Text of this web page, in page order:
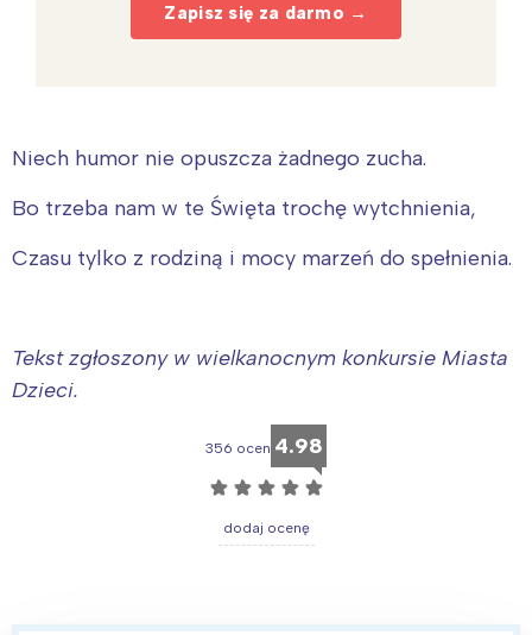
Zapisz się za darmo →
Niech humor nie opuszcza żadnego zucha.
Bo trzeba nam w te Święta trochę wytchnienia,
Czasu tylko z rodziną i mocy marzeń do spełnienia.
Tekst zgłoszony w wielkanocnym konkursie Miasta
Dzieci.
356 ocen 4.98
☆ ☆ ☆ ☆ ☆
dodaj ocenę